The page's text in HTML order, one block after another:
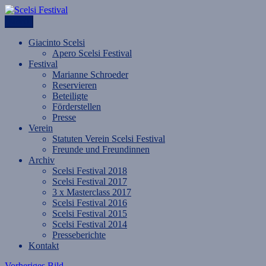
Zum
springen
Scelsi Festival
im Sog des Neuen Jahres.
Giacinto Scelsi
Apero Scelsi Festival
Festival
Marianne Schroeder
Reservieren
Beteiligte
Förderstellen
Presse
Verein
Statuten Verein Scelsi Festival
Freunde und Freundinnen
Archiv
Scelsi Festival 2018
Scelsi Festival 2017
3 x Masterclass 2017
Scelsi Festival 2016
Scelsi Festival 2015
Scelsi Festival 2014
Presseberichte
Kontakt